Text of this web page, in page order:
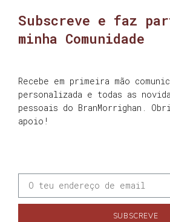
Subscreve e faz
minha Comunidade
Recebe em primeira mão
personalizada e todas as
pessoais do BranMorrighan.
apoio!
SUBSCREVE